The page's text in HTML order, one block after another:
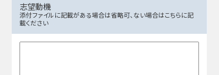
志望動機
添付ファイルに記載がある場合は省略可、ない場合はこちらに記
載ください